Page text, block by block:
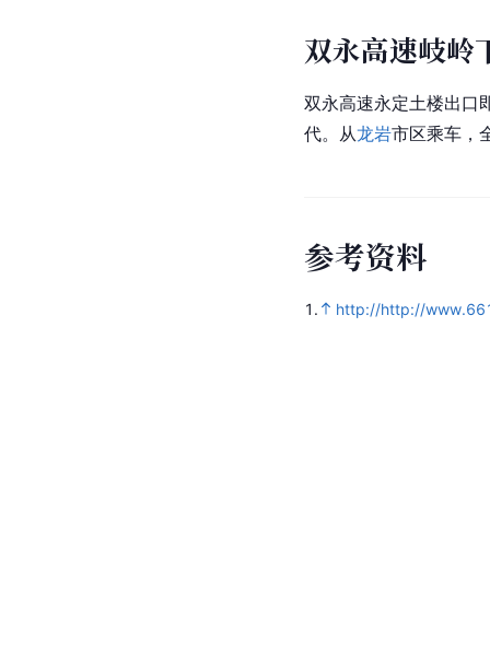
双永高速岐岭
双永高速永定土楼出口
代。从龙岩市区乘车，
参考资料
1. http://http://